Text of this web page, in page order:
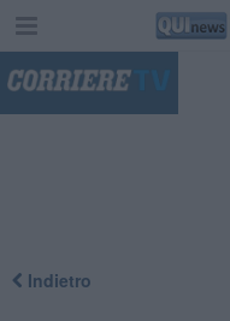
Indietro